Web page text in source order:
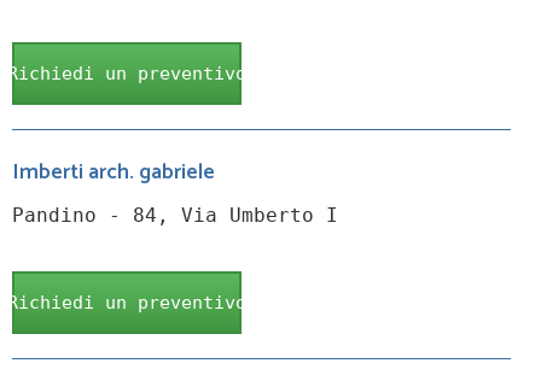
Richiedi un preventivo
Imberti arch. gabriele
Pandino - 84, Via Umberto I
Richiedi un preventivo